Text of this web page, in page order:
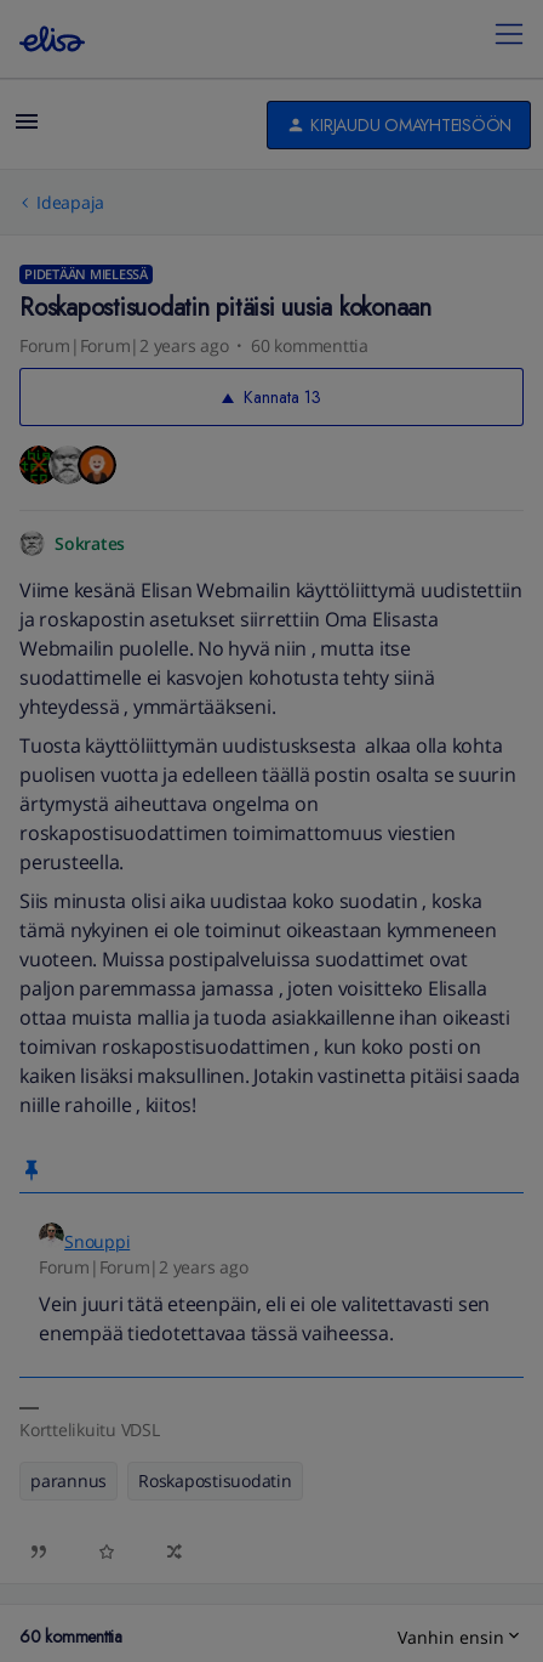
KIRJAUDU OMAYHTEISÖÖN
Ideapaja
PIDETÄÄN MIELESSÄ
Roskapostisuodatin pitäisi uusia kokonaan
Forum|Forum|2 years ago 60 kommenttia
Kannata 13
Sokrates
Viime kesänä Elisan Webmailin käyttöliittymä uudistettiin
ja roskapostin asetukset siirrettiin Oma Elisasta
Webmailin puolelle. No hyvä niin , mutta itse
suodattimelle ei kasvojen kohotusta tehty siinä
yhteydessä , ymmärtääkseni.
Tuosta käyttöliittymän uudistusksesta alkaa olla kohta
puolisen vuotta ja edelleen täällä postin osalta se suurin
ärtymystä aiheuttava ongelma on
roskapostisuodattimen toimimattomuus viestien
perusteella.
Siis minusta olisi aika uudistaa koko suodatin , koska
tämä nykyinen ei ole toiminut oikeastaan kymmeneen
vuoteen. Muissa postipalveluissa suodattimet ovat
paljon paremmassa jamassa , joten voisitteko Elisalla
ottaa muista mallia ja tuoda asiakkaillenne ihan oikeasti
toimivan roskapostisuodattimen , kun koko posti on
kaiken lisäksi maksullinen. Jotakin vastinetta pitäisi saada
niille rahoille , kiitos!
Snouppi
Forum|Forum|2 years ago
Vein juuri tätä eteenpäin, eli ei ole valitettavasti sen
enempää tiedotettavaa tässä vaiheessa.
Korttelikuitu VDSL
parannus Roskapostisuodatin
60 kommenttia Vanhin ensin